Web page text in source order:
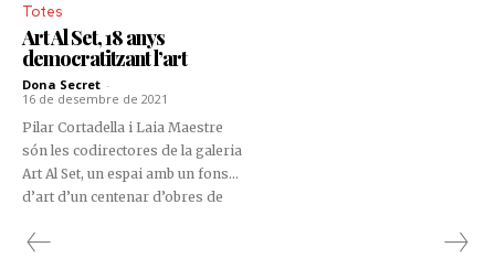
Totes
Art Al Set, 18 anys
democratitzant l’art
Dona Secret -
16 de desembre de 2021
Pilar Cortadella i Laia Maestre
són les codirectores de la galeria
Art Al Set, un espai amb un fons
d’art d’un centenar d’obres de
d’artistes.